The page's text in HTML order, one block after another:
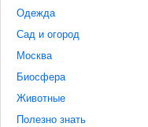
Одежда
Сад и огород
Москва
Биосфера
Животные
Полезно знать